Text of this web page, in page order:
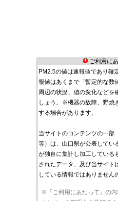
ご利用に
PM2.5の値は速報値であり確
報値はあくまで「暫定的な数
周辺の状況、値の変化などを
しょう。※機器の故障、野焼
する場合があります。
当サイトのコンテンツの一部
等）は、山口県が公表してい
が独自に集計し加工している
されたデータ、及び当サイト
している情報ではありません
※「ご利用にあたって」の